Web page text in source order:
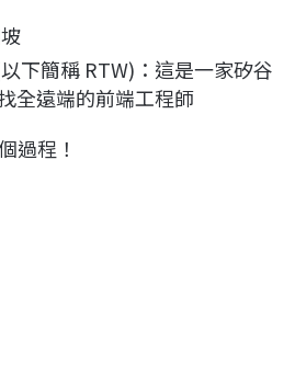
下簡稱 RTW)：這是一家矽谷
全遠端的前端工程師
過程！